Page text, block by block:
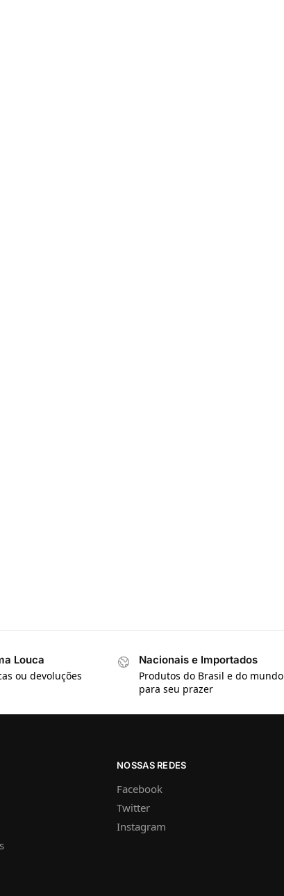
Louca
ou devoluções
Nacionais e Importados
Produtos do Brasil e do mundo
para seu prazer
NOSSAS REDES
Facebook
Twitter
Instagram